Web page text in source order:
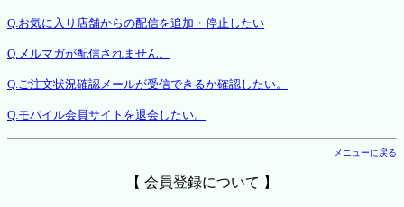
Q.お気に入り店舗からの配信を追加・停止したい
Q.メルマガが配信されません。
Q.ご注文状況確認メールが受信できるか確認したい。
Q.モバイル会員サイトを退会したい。
メニューに戻る
【 会員登録について 】